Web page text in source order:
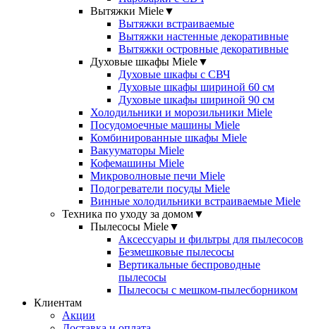
Вытяжки Miele▼
Вытяжки встраиваемые
Вытяжки настенные декоративные
Вытяжки островные декоративные
Духовые шкафы Miele▼
Духовые шкафы с СВЧ
Духовые шкафы шириной 60 см
Духовые шкафы шириной 90 см
Холодильники и морозильники Miele
Посудомоечные машины Miele
Комбинированные шкафы Miele
Вакууматоры Miele
Кофемашины Miele
Микроволновые печи Miele
Подогреватели посуды Miele
Винные холодильники встраиваемые Miele
Техника по уходу за домом▼
Пылесосы Miele▼
Аксессуары и фильтры для пылесосов
Безмешковые пылесосы
Вертикальные беспроводные
пылесосы
Пылесосы с мешком-пылесборником
Клиентам
Акции